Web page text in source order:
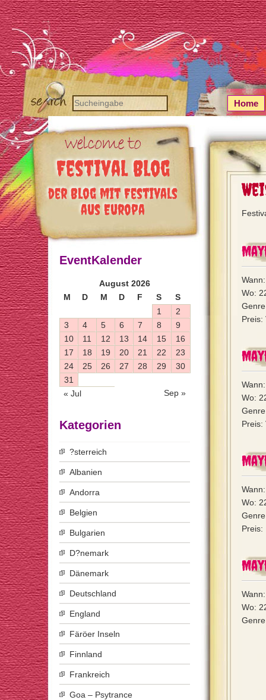
Festival Blog
der Blog mit Festivals
aus Europa
Home
Wo:
Preis:
Wo:
Preis:
Wo:
Preis:
Wo:
EventKalender
August 2026
M
D M D F S S
« Jul Sep »
1
2
3
4 5 6 7 8
9
10
11 12 13 14 15
16
17
18 19 20 21 22
23
24
25 26 27 28 29
30
31
Kategorien
?sterreich
Albanien
Andorra
Belgien
Bulgarien
D?nemark
Dänemark
Deutschland
England
Färöer Inseln
Finnland
Frankreich
Goa – Psytrance